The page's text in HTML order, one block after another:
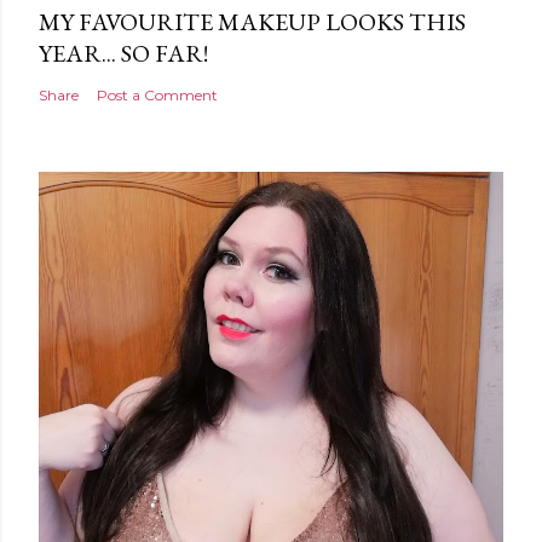
MY FAVOURITE MAKEUP LOOKS THIS
YEAR... SO FAR!
Share Post a Comment